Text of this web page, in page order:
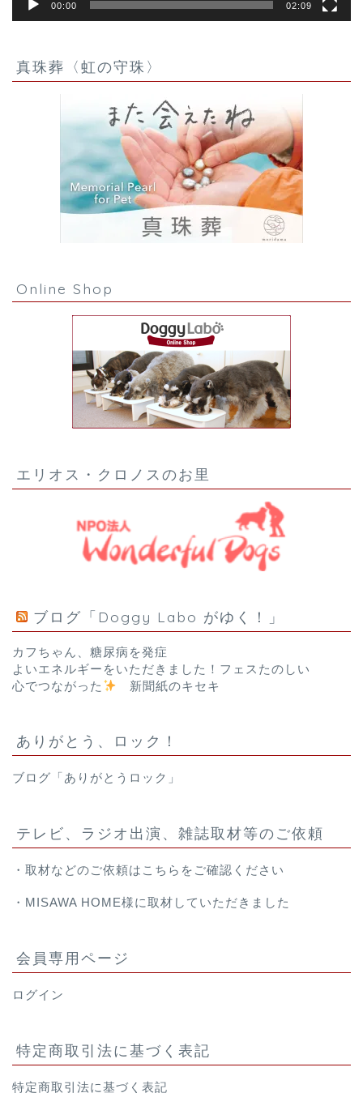
00:00 02:09
真珠葬〈虹の守珠〉
Online Shop
エリオス・クロノスのお里
ブログ「Doggy Labo がゆく！」
カフちゃん、糖尿病を発症
よいエネルギーをいただきました！フェスたのしい
心でつながった
新聞紙のキセキ
ありがとう、ロック！
ブログ「ありがとうロック」
テレビ、ラジオ出演、雑誌取材等のご依頼
・取材などのご依頼は こちら をご確認ください
・ MISAWA HOME様に取材していただきました
会員専用ページ
ログイン
特定商取引法に基づく表記
特定商取引法に基づく表記